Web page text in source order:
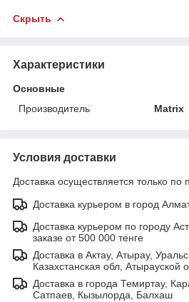
Скрыть
Характеристики
Основные
Производитель
Matrix
Условия доставки
Доставка осуществляется только по
Доставка курьером в город
Доставка курьером по городу
заказе от 500 000 тенге
Доставка в Актау, Атырау,
Казахстанская обл, Атырауской
Доставка в города Темиртау,
Сатпаев, Кызылорда, Балхаш